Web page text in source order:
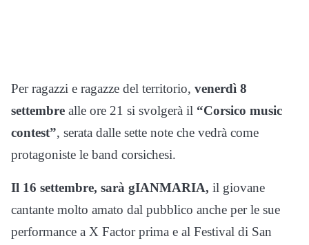
Per ragazzi e ragazze del territorio, venerdì 8
settembre alle ore 21 si svolgerà il “Corsico music
contest”, serata dalle sette note che vedrà come
protagoniste le band corsichesi.
Il 16 settembre, sarà gIANMARIA, il giovane
cantante molto amato dal pubblico anche per le sue
performance a X Factor prima e al Festival di San